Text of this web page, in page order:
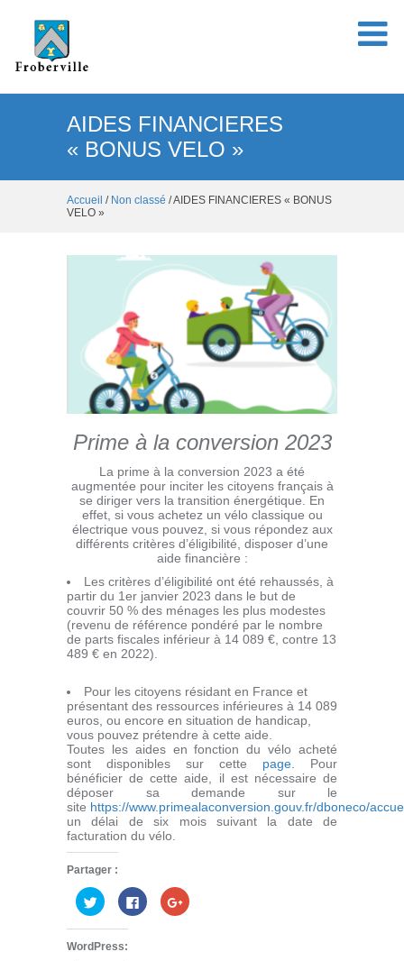
AIDES FINANCIERES
« BONUS VELO »
Accueil / Non classé / AIDES FINANCIERES « BONUS
VELO »
Prime à la conversion 2023
La prime à la conversion 2023 a été
augmentée pour inciter les citoyens français à
se diriger vers la transition énergétique. En
effet, si vous achetez un vélo classique ou
électrique vous pouvez, si vous répondez aux
différents critères d’éligibilité, disposer d’une
aide financière :
Les critères d’éligibilité ont été rehaussés, à
partir du 1er janvier 2023 dans le but de
couvrir 50 % des ménages les plus modestes
(revenu de référence pondéré par le nombre
de parts fiscales inférieur à 14 089 €, contre 13
489 € en 2022).
Pour les citoyens résidant en France et
présentant des ressources inférieures à 14 089
euros ou encore en situation de handicap,
vous pouvez prétendre à cette aide.
Toutes les aides en fonction du vélo acheté
sont disponibles sur cette page . Pour
bénéficier de cette aide, il est nécessaire de
déposer sa demande sur le
site https://www.primealaconversion.gouv.fr/dboneco/
un délai de six mois suivant la date de
facturation du vélo.
Partager :
Cliquez
pour
partager
sur
Twitter(ouvre
dans
Cliquez
pour
partager
Cliquez
pour
WordPress: